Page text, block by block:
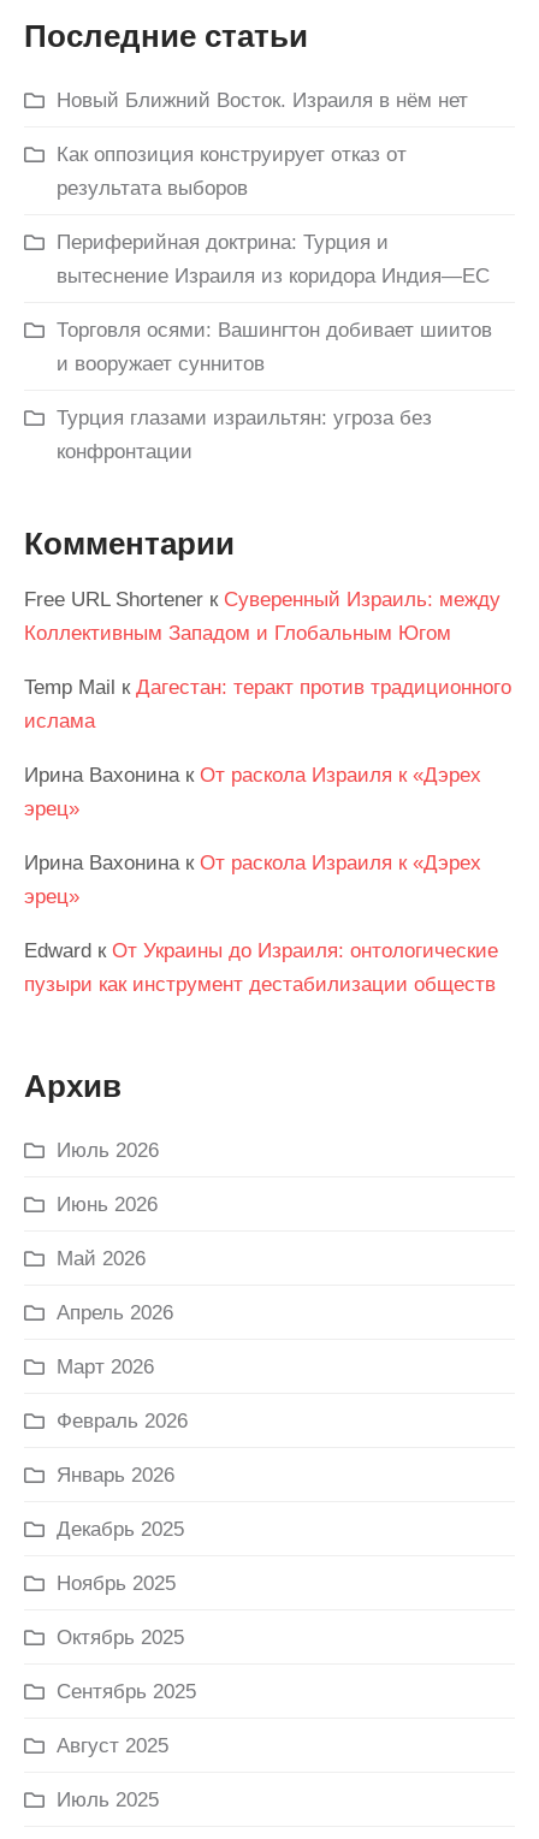
Последние статьи
Новый Ближний Восток. Израиля в нём нет
Как оппозиция конструирует отказ от
результата выборов
Периферийная доктрина: Турция и
вытеснение Израиля из коридора Индия—ЕС
Торговля осями: Вашингтон добивает шиитов
и вооружает суннитов
Турция глазами израильтян: угроза без
конфронтации
Комментарии
Free URL Shortener к Суверенный Израиль: между
Коллективным Западом и Глобальным Югом
Temp Mail к Дагестан: теракт против традиционного
ислама
Ирина Вахонинак От раскола Израиля к «Дэрех
эрец»
Ирина Вахонинак От раскола Израиля к «Дэрех
эрец»
Edward к От Украины до Израиля: онтологические
пузыри как инструмент дестабилизации обществ
Архив
Июль 2026
Июнь 2026
Май 2026
Апрель 2026
Март 2026
Февраль 2026
Январь 2026
Декабрь 2025
Ноябрь 2025
Октябрь 2025
Сентябрь 2025
Август 2025
Июль 2025